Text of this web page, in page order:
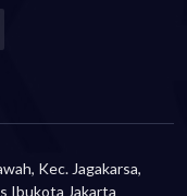
Kec. Jagakarsa,
Ibukota Jakarta